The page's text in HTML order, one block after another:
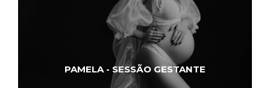
PAMELA - SESSÃO GESTANTE